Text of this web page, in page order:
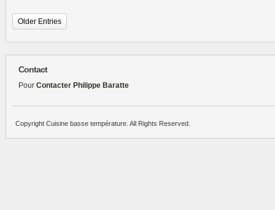
Older Entries
Contact
Pour Contacter Philippe Baratte
Copyright Cuisine basse température. All Rights Reserved.